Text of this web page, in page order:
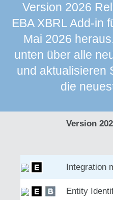
Version 2026
EBA XBRL Add-in
Mai 2026
unten über alle
und aktualisieren
die
Version
Integration
Entity